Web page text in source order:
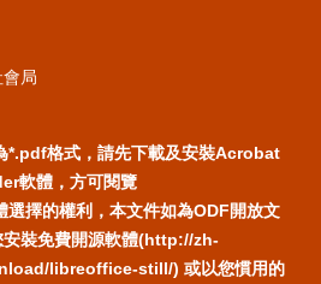
局
*.pdf格式，請先下載及安裝Acrobat
軟體，方可閱覽
選擇的權利，本文件如為ODF開放文
安裝免費開源軟體(http://zh-
libreoffice-still/) 或以您慣用的